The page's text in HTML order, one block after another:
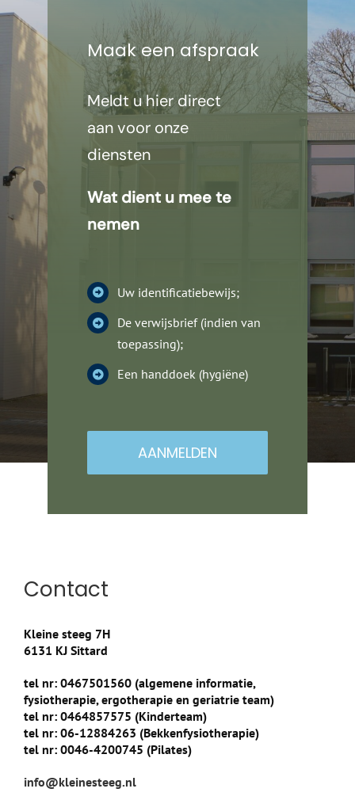
Maak een afspraak
Meldt u hier direct
aan voor onze
diensten
Wat dient u mee te
nemen
Uw identificatiebewijs;
De verwijsbrief (indien van
toepassing);
Een handdoek (hygiëne)
AANMELDEN
Contact
Kleine steeg 7H
6131 KJ Sittard
tel nr: 0467501560 (algemene informatie,
fysiotherapie, ergotherapie en geriatrie team)
tel nr: 0464857575 (Kinderteam)
tel nr: 06-12884263 (Bekkenfysiotherapie)
tel nr: 0046-4200745 (Pilates)
info@kleinesteeg.nl